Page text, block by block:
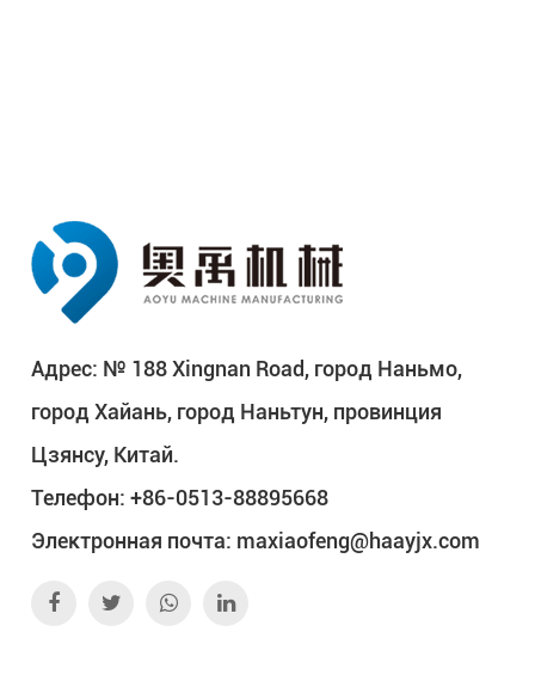
Адрес: № 188 Xingnan Road, город Наньмо,
город Хайань, город Наньтун, провинция
Цзянсу, Китай.
Телефон: +86-0513-88895668
Электронная почта: maxiaofeng@haayjx.com